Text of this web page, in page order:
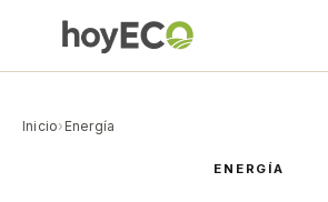
Inicio› Energía
ENERGÍA